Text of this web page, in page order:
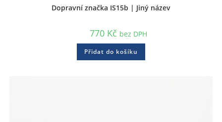
Dopravní značka IS15b | Jiný název
770 Kč bez DPH
Přidat do košíku